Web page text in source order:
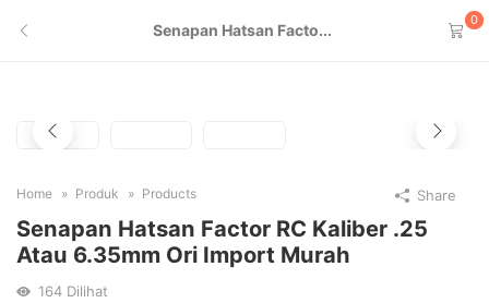
Senapan Hatsan Facto...
0
Home Produk Products
Senapan Hatsan Factor RC Kaliber .25
Atau 6.35mm Ori Import Murah
164 Dilihat
Share